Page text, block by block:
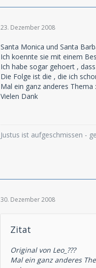
23. Dezember 2008
Santa Monica und Santa
Ich koennte sie mit einem
Ich habe sogar gehoert ,
Die Folge ist die , die ich
Mal ein ganz anderes
Vielen Dank
Justus ist aufgeschmissen -
30. Dezember 2008
Zitat
Original von Leo_???
Mal ein ganz anderes